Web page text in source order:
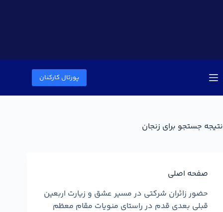
پورتال کارکنان
نتیجه جستجو برای زنجان
صفحه اصلی
حضور زائران شرکتی در مسیر عشق و زیارت اربعین
قبلی بعدی قدم در راستای منویات مقام معظم